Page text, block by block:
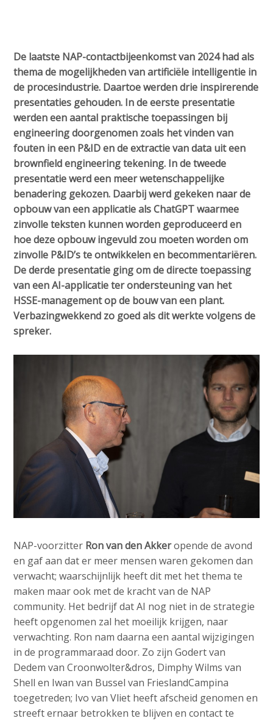
c
o
n
t
e
n
t
De laatste NAP-contactbijeenkomst van 2024 had als
thema de mogelijkheden van artificiële intelligentie in
de procesindustrie. Daartoe werden drie inspirerende
presentaties gehouden. In de eerste presentatie
werden een aantal praktische toepassingen bij
engineering doorgenomen zoals het vinden van
fouten in een P&ID en de extractie van data uit een
brownfield engineering tekening. In de tweede
presentatie werd een meer wetenschappelijke
benadering gekozen. Daarbij werd gekeken naar de
opbouw van een applicatie als ChatGPT waarmee
zinvolle teksten kunnen worden geproduceerd en
hoe deze opbouw ingevuld zou moeten worden om
zinvolle P&ID’s te ontwikkelen en becommentariëren.
De derde presentatie ging om de directe toepassing
van een AI-applicatie ter ondersteuning van het
HSSE-management op de bouw van een plant.
Verbazingwekkend zo goed als dit werkte volgens de
spreker.
NAP-voorzitter Ron van den Akkeropende de avond
en gaf aan dat er meer mensen waren gekomen dan
verwacht; waarschijnlijk heeft dit met het thema te
maken maar ook met de kracht van de NAP
community. Het bedrijf dat AI nog niet in de strategie
heeft opgenomen zal het moeilijk krijgen, naar
verwachting. Ron nam daarna een aantal wijzigingen
in de programmaraad door. Zo zijn Godert van
Dedem van Croonwolter&dros, Dimphy Wilms van
Shell en Iwan van Bussel van FrieslandCampina
toegetreden; Ivo van Vliet heeft afscheid genomen en
streeft ernaar betrokken te blijven en contact te